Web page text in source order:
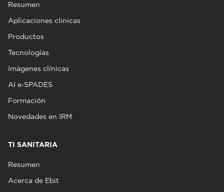
Resumen
Aplicaciones clínicas
Productos
Tecnologías
Imágenes clínicas
AI e‑SPADES
Formación
Novedades en IRM
TI SANITARIA
Resumen
Acerca de Ebit